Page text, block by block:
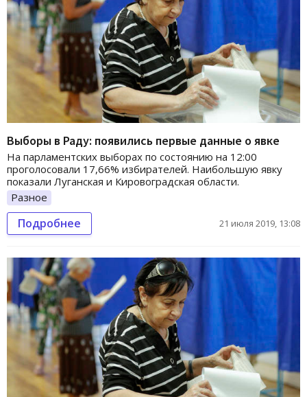
Выборы в Раду: появились первые данные о явке
На парламентских выборах по состоянию на 12:00
проголосовали 17,66% избирателей. Наибольшую явку
показали Луганская и Кировоградская области.
Разное
Подробнее 21 июля 2019, 13:08